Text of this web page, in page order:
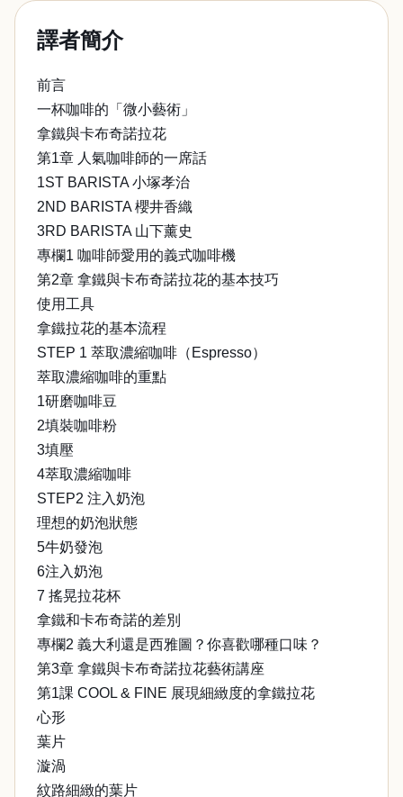
譯者簡介
前言
一杯咖啡的「微小藝術」
拿鐵與卡布奇諾拉花
第1章 人氣咖啡師的一席話
1ST BARISTA 小塚孝治
2ND BARISTA 櫻井香織
3RD BARISTA 山下薰史
專欄1 咖啡師愛用的義式咖啡機
第2章 拿鐵與卡布奇諾拉花的基本技巧
使用工具
拿鐵拉花的基本流程
STEP 1 萃取濃縮咖啡（Espresso）
萃取濃縮咖啡的重點
1研磨咖啡豆
2填裝咖啡粉
3填壓
4萃取濃縮咖啡
STEP2 注入奶泡
理想的奶泡狀態
5牛奶發泡
6注入奶泡
7 搖晃拉花杯
拿鐵和卡布奇諾的差別
專欄2 義大利還是西雅圖？你喜歡哪種口味？
第3章 拿鐵與卡布奇諾拉花藝術講座
第1課 COOL & FINE 展現細緻度的拿鐵拉花
心形
葉片
漩渦
紋路細緻的葉片